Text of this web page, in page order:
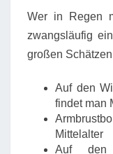
Wer in Regen
zwangsläufig
großen
Auf den
findet man
Mittelalter
Auf den